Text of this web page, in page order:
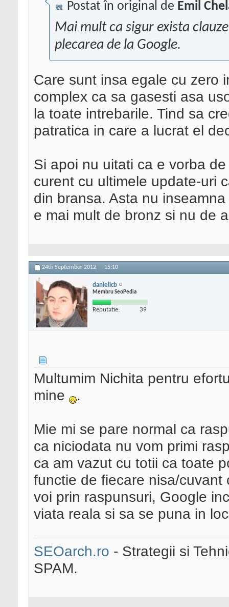
Postat în original de Emil
Mai mult ca sigur exista
plecarea de la Google.
Care sunt insa egale cu zero
complex ca sa gasesti asa
la toate intrebarile. Tind sa
patratica in care a lucrat el
Si apoi nu uitati ca e vorba
curent cu ultimele update-uri
din bransa. Asta nu
e mai mult de bronz si nu de
24th September 2012, 15:10
danielicb
Membru SeoPedia
Reputatie: 39
Multumim Nichita pentru
mine
.
Mie mi se pare normal ca
ca niciodata nu vom primi
ca am vazut cu totii ca toate
functie de fiecare nisa/
voi prin raspunsuri, Google
viata reala si sa se puna in
SEOarch.ro - Strategii si
SPAM.